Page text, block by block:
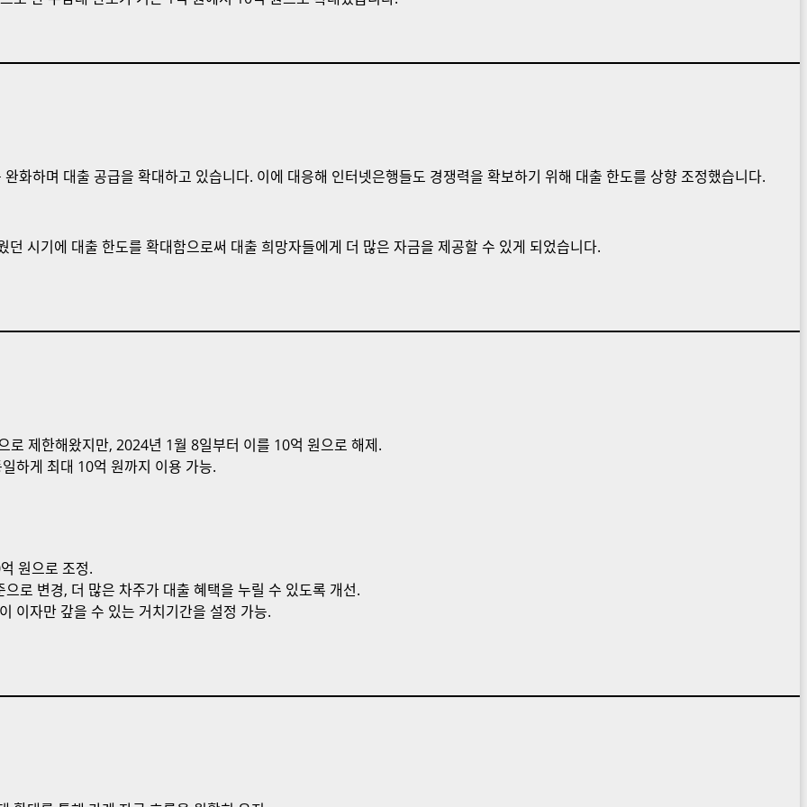
화하며 대출 공급을 확대하고 있습니다. 이에 대응해 인터넷은행들도 경쟁력을 확보하기 위해 대출 한도를 상향 조정했습니다.
던 시기에 대출 한도를 확대함으로써 대출 희망자들에게 더 많은 자금을 제공할 수 있게 되었습니다.
제한해왔지만, 2024년 1월 8일부터 이를 10억 원으로 해제.
하게 최대 10억 원까지 이용 가능.
원으로 조정.
으로 변경, 더 많은 차주가 대출 혜택을 누릴 수 있도록 개선.
이자만 갚을 수 있는 거치기간을 설정 가능.